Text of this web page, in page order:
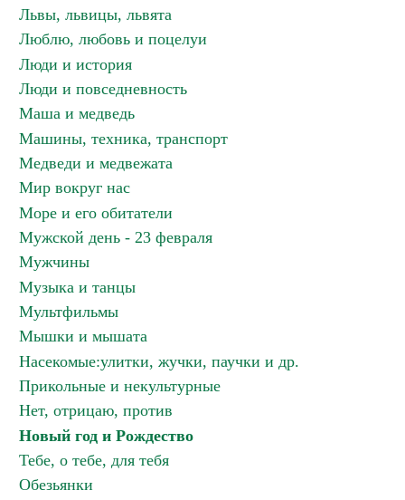
Львы, львицы, львята
Люблю, любовь и поцелуи
Люди и история
Люди и повседневность
Маша и медведь
Машины, техника, транспорт
Медведи и медвежата
Мир вокруг нас
Море и его обитатели
Мужской день - 23 февраля
Мужчины
Музыка и танцы
Мультфильмы
Мышки и мышата
Насекомые:улитки, жучки, паучки и др.
Прикольные и некультурные
Нет, отрицаю, против
Новый год и Рождество
Тебе, о тебе, для тебя
Обезьянки